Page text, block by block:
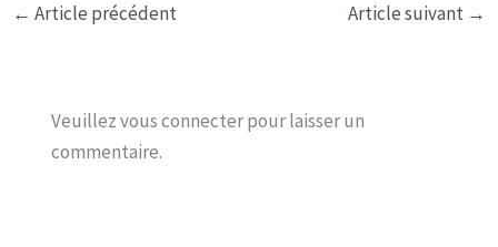
← Article précédent Article suivant →
Veuillez vous connecter pour laisser un
commentaire.